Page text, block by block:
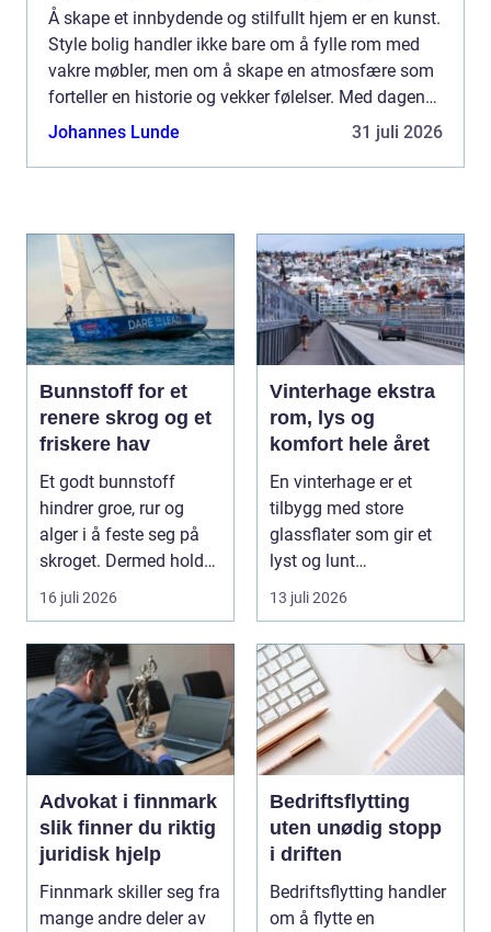
Å skape et innbydende og stilfullt hjem er en kunst.
Style bolig handler ikke bare om å fylle rom med
vakre møbler, men om å skape en atmosfære som
forteller en historie og vekker følelser. Med dagens
fokus p&ari...
Johannes Lunde 31 juli 2026
Bunnstoff for et
renere skrog og et
friskere hav
Et godt bunnstoff
hindrer groe, rur og
alger i å feste seg på
skroget. Dermed holder
båten bedre far...
16 juli 2026
Vinterhage ekstra
rom, lys og
komfort hele året
En vinterhage er et
tilbygg med store
glassflater som gir et
lyst og lunt
oppholdsrom nær
hagen, ogs...
13 juli 2026
Advokat i finnmark
slik finner du riktig
juridisk hjelp
Finnmark skiller seg fra
mange andre deler av
Bedriftsflytting
uten unødig stopp
i driften
Bedriftsflytting handler
om å flytte en